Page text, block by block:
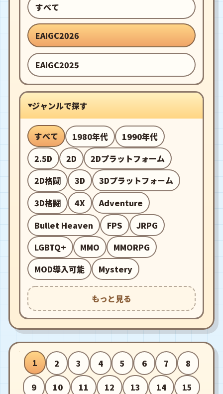
すべて
EAIGC2026
EAIGC2025
ジャンルで探す
すべて 1980年代
1990年代
2.5D
2D
2Dプラットフォーム
2D格闘
3D
3Dプラットフォーム
3D格闘
4X
Adventure
Bullet Heaven
FPS
JRPG
LGBTQ+
MMO
MMORPG
MOD導入可能
Mystery
もっと見る
1 2 3 4 5 6 7
8
9
10 11 12 13 14
15